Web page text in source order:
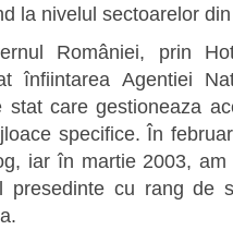
la nivelul sectoarelor
României, prin
înfiintarea Agentiei
care gestioneaza
specifice. În
iar în martie 2003,
presedinte cu rang de